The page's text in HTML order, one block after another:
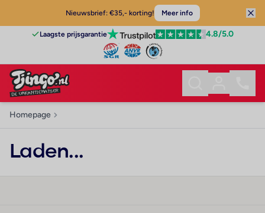
Nieuwsbrief: €35,- korting! Meer info
Laagste prijsgarantie 4.8/5.0
Homepage
Laden...